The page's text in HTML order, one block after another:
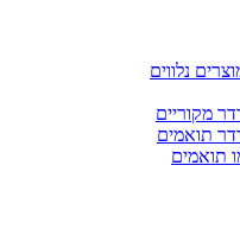
נלווים
מקוריים
תואמים
תואמים